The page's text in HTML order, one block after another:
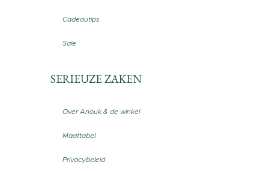
Cadeautips
Sale
SERIEUZE ZAKEN
Over Anouk & de winkel
Maattabel
Privacybeleid